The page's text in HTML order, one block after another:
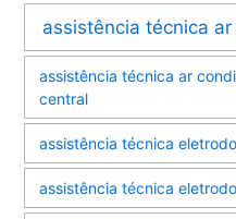
assistência técnica
assistência técnica ar
central
assistência técnica
assistência técnica